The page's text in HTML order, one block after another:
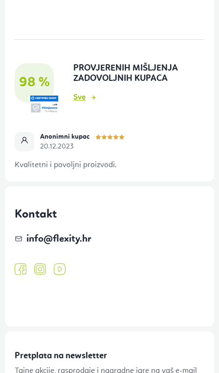
98 %
PROVJERENIH MIŠLJENJA
ZADOVOLJNIH KUPACA
Sve
Anonimni kupac
20.12.2023
Kvalitetni i povoljni proizvodi.
Kontakt
info@flexity.hr
Pretplata na newsletter
Tajne akcije, rasprodaje i nagradne igre na vaš e-mail